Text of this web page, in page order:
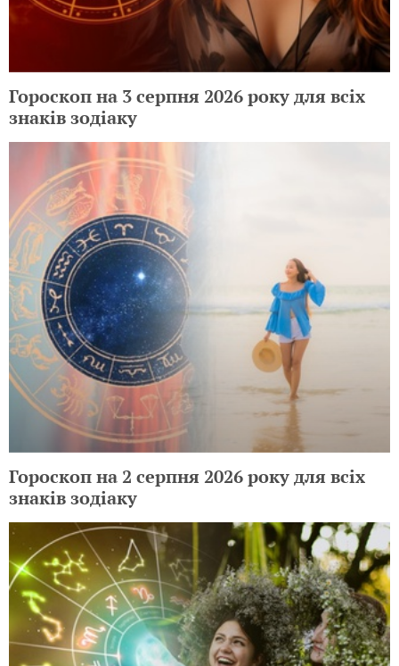
Гороскоп на 3 серпня 2026 року для всіх
знаків зодіаку
Гороскоп на 2 серпня 2026 року для всіх
знаків зодіаку